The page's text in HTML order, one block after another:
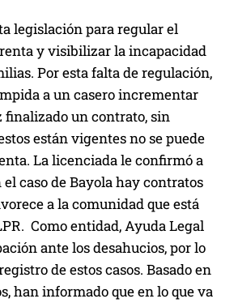
legislación para regular el
y visibilizar la incapacidad
Por esta falta de regulación,
a un casero incrementar
finalizado un contrato, sin
están vigentes no se puede
La licenciada le confirmó a
el caso de Bayola hay contratos
a la comunidad que está
Como entidad, Ayuda Legal
ante los desahucios, por lo
de estos casos. Basado en
han informado que en lo que va